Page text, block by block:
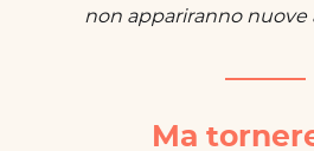
non appariranno nuove
Ma